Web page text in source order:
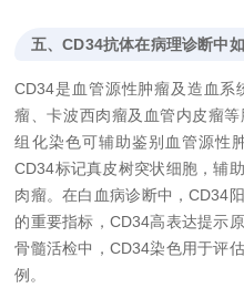
五、CD34抗体在病理诊断中
CD34是血管源性肿瘤及造血
瘤、卡波西肉瘤及血管内皮瘤
组化染色可辅助鉴别血管源性
CD34标记真皮树突状细胞，辅
肉瘤。在白血病诊断中，CD34
的重要指标，CD34高表达提示
骨髓活检中，CD34染色用于评
例。